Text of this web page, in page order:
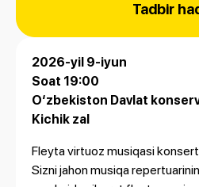
Tadbir
2026-yil 9-iyun
Soat 19:00
O‘zbekiston Davlat
Kichik zal
Fleyta virtuoz musiqasi
Sizni jahon musiqa